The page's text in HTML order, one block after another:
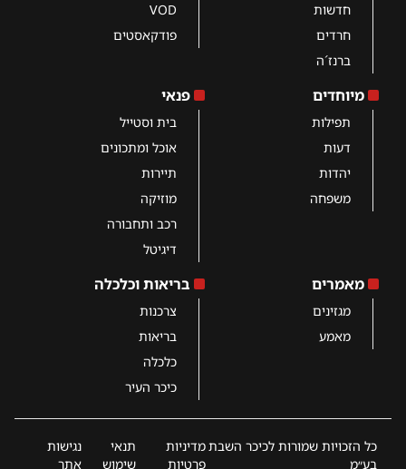
חדשות
חרדים
ברנז´ה
VOD
פודקאסטים
מיוחדים
תפילות
דעות
יהדות
משפחה
פנאי
בית וסטייל
אוכל ומתכונים
תיירות
מוזיקה
רכב ותחבורה
דיגיטל
מאמרים
מגזינים
מאמע
בריאות וכלכלה
צרכנות
בריאות
כלכלה
כיכר העיר
כל הזכויות שמורות לכיכר השבת
בע״מ
מדיניות
פרטיות
תנאי
שימוש
נגישות
אתר